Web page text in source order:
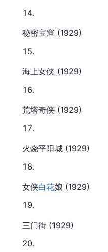
秘密宝窟 (1929)
海上女侠 (1929)
荒塔奇侠 (1929)
火烧平阳城 (1929)
女侠白花娘 (1929)
三门街 (1929)